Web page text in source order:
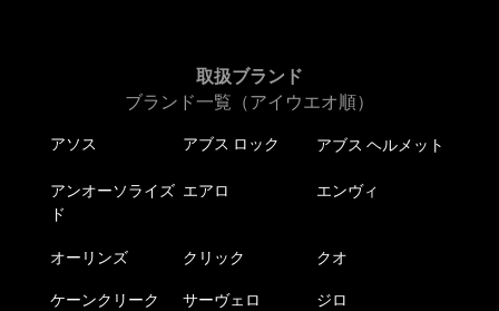
取扱ブランド
ブランド一覧（アイウエオ順）
アソス アブス ロック アブス ヘルメット
アンオーソライズ
ド
エアロ エンヴィ
オーリンズ クリック クオ
ケーンクリーク サーヴェロ ジロ